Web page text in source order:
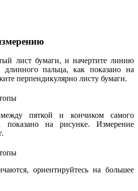
лист бумаги, и начертите линию
пальца, как показано на
перпендикулярно листу бумаги.
между пяткой и кончиком самого
показано на рисунке. Измерение
ориентируйтесь на большее